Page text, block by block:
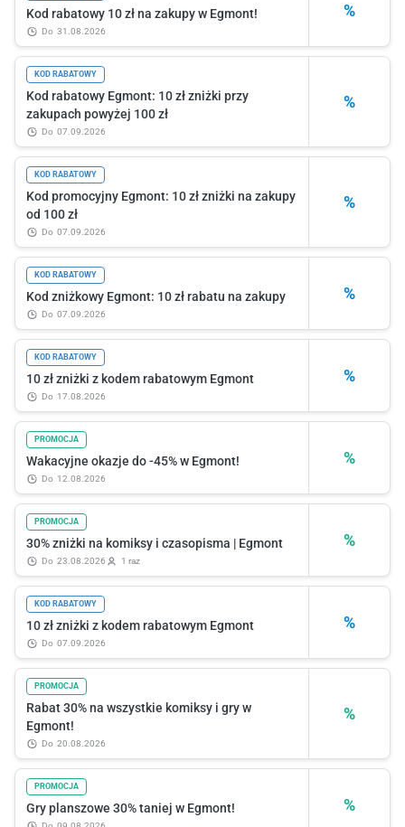
%
Kod rabatowy 10 zł na zakupy w Egmont!
do 31.08.2026
%
KOD RABATOWY
Kod rabatowy Egmont: 10 zł zniżki przy
zakupach powyżej 100 zł
do 07.09.2026
%
KOD RABATOWY
Kod promocyjny Egmont: 10 zł zniżki na zakupy
od 100 zł
do 07.09.2026
%
KOD RABATOWY
Kod zniżkowy Egmont: 10 zł rabatu na zakupy
do 07.09.2026
%
KOD RABATOWY
10 zł zniżki z kodem rabatowym Egmont
do 17.08.2026
%
PROMOCJA
Wakacyjne okazje do -45% w Egmont!
do 12.08.2026
%
PROMOCJA
30% zniżki na komiksy i czasopisma | Egmont
do 23.08.2026 1 raz
%
KOD RABATOWY
10 zł zniżki z kodem rabatowym Egmont
do 07.09.2026
%
PROMOCJA
Rabat 30% na wszystkie komiksy i gry w
Egmont!
do 20.08.2026
%
PROMOCJA
Gry planszowe 30% taniej w Egmont!